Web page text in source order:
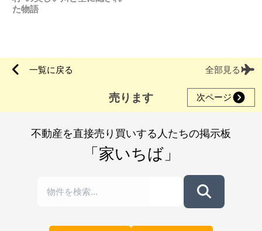
た物語
一覧に戻る 全部見る
売ります 次ページ
不動産を直接売り買いする人たちの掲示板
「家いちば」